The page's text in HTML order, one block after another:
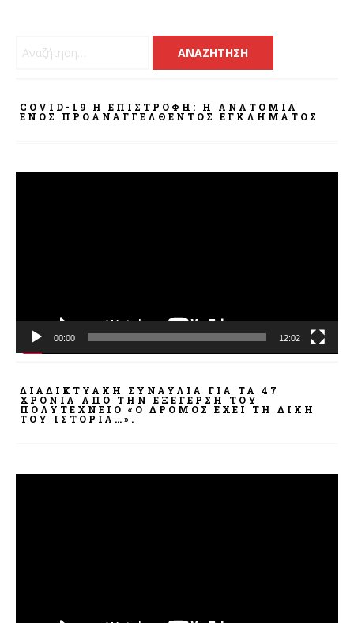
Αναζήτηση για:
COVID-19 Η ΕΠΙΣΤΡΟΦΗ: Η ΑΝΑΤΟΜΊΑ
ΕΝΌΣ ΠΡΟΑΝΑΓΓΕΛΘΈΝΤΟΣ ΕΓΚΛΉΜΑΤΟΣ
00:00 12:02
ΔΙΑΔΙΚΤΥΑΚΉ ΣΥΝΑΥΛΊΑ ΓΙΑ ΤΑ 47
ΧΡΌΝΙΑ ΑΠΌ ΤΗΝ ΕΞΈΓΕΡΣΗ ΤΟΥ
ΠΟΛΥΤΕΧΝΕΊΟ «Ο ΔΡΌΜΟΣ ΈΧΕΙ ΤΗ ΔΙΚΉ
ΤΟΥ ΙΣΤΟΡΊΑ…».